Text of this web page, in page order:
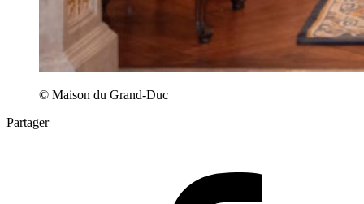
© Maison du Grand-Duc
Partager